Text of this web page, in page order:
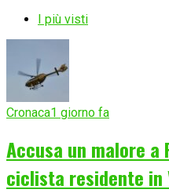
I più visti
Cronaca1 giorno fa
Accusa un malore a
ciclista residente in